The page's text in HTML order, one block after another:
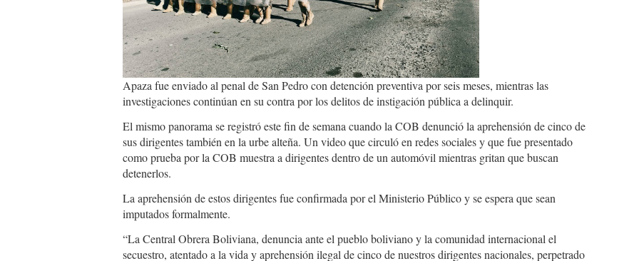
Apaza fue enviado al penal de San Pedro con detención preventiva por seis meses, mientras las
investigaciones continúan en su contra por los delitos de instigación pública a delinquir.
El mismo panorama se registró este fin de semana cuando la COB denunció la aprehensión de cinco de
sus dirigentes también en la urbe alteña. Un video que circuló en redes sociales y que fue presentado
como prueba por la COB muestra a dirigentes dentro de un automóvil mientras gritan que buscan
detenerlos.
La aprehensión de estos dirigentes fue confirmada por el Ministerio Público y se espera que sean
imputados formalmente.
“La Central Obrera Boliviana, denuncia ante el pueblo boliviano y la comunidad internacional el
secuestro, atentado a la vida y aprehensión ilegal de cinco de nuestros dirigentes nacionales, perpetrado